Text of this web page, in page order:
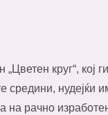
круг“, кој
средини, нудејќи
на рачно